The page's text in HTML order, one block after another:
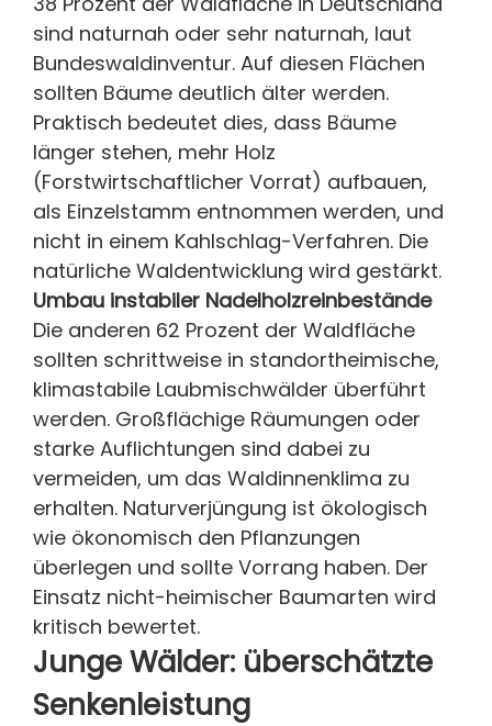
sind naturnah oder sehr naturnah, laut
Bundeswaldinventur. Auf diesen Flächen
sollten Bäume deutlich älter werden.
Praktisch bedeutet dies, dass Bäume
länger stehen, mehr Holz
(Forstwirtschaftlicher Vorrat) aufbauen,
als Einzelstamm entnommen werden, und
nicht in einem Kahlschlag-Verfahren. Die
natürliche Waldentwicklung wird gestärkt.
Umbau instabiler Nadelholzreinbestände
Die anderen 62 Prozent der Waldfläche
sollten schrittweise in standortheimische,
klimastabile Laubmischwälder überführt
werden. Großflächige Räumungen oder
starke Auflichtungen sind dabei zu
vermeiden, um das Waldinnenklima zu
erhalten. Naturverjüngung ist ökologisch
wie ökonomisch den Pflanzungen
überlegen und sollte Vorrang haben. Der
Einsatz nicht-heimischer Baumarten wird
kritisch bewertet.
Junge Wälder: überschätzte
Senkenleistung